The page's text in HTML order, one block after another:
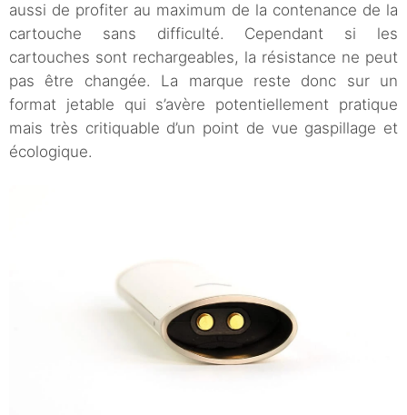
aussi de profiter au maximum de la contenance de la
cartouche sans difficulté. Cependant si les
cartouches sont rechargeables, la résistance ne peut
pas être changée. La marque reste donc sur un
format jetable qui s’avère potentiellement pratique
mais très critiquable d’un point de vue gaspillage et
écologique.